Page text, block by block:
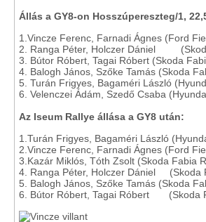
Állás a GY8-on Hosszúpereszteg/1,
1.Vincze Ferenc, Farnadi Ágnes (Ford
2. Ranga Péter, Holczer Dániel
3. Bútor Róbert, Tagai Róbert (Skoda
4. Balogh János, Szőke Tamás (Skoda
5. Turán Frigyes, Bagaméri László
6. Velenczei Ádám, Szedő Csaba
Az Iseum Rallye állása a GY8 után:
1.Turán Frigyes, Bagaméri László
2.Vincze Ferenc, Farnadi Ágnes (Ford
3.Kazár Miklós, Tóth Zsolt (Skoda
4. Ranga Péter, Holczer Dániel (Skoda
5. Balogh János, Szőke Tamás (Skoda
6. Bútor Róbert, Tagai Róbert (Skoda